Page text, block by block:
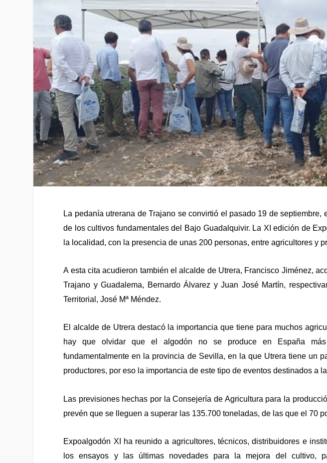
La pedanía utrerana de Trajano se convirtió el pasado 19 de
de los cultivos fundamentales del Bajo Guadalquivir. La XI edición de
la localidad, con la presencia de unas 200 personas, entre agricultores y
A esta cita acudieron también el alcalde de Utrera, Francisco Jiménez,
Trajano y Guadalema, Bernardo Álvarez y Juan José Martín,
Territorial, José Mª Méndez.
El alcalde de Utrera destacó la importancia que tiene para muchos
hay que olvidar que el algodón no se produce en España
fundamentalmente en la provincia de Sevilla, en la que Utrera tiene un
productores, por eso la importancia de este tipo de eventos destinados a
Las previsiones hechas por la Consejería de Agricultura para la
prevén que se lleguen a superar las 135.700 toneladas, de las que el 70
Expoalgodón XI ha reunido a agricultores, técnicos, distribuidores e
los ensayos y las últimas novedades para la mejora del cultivo,